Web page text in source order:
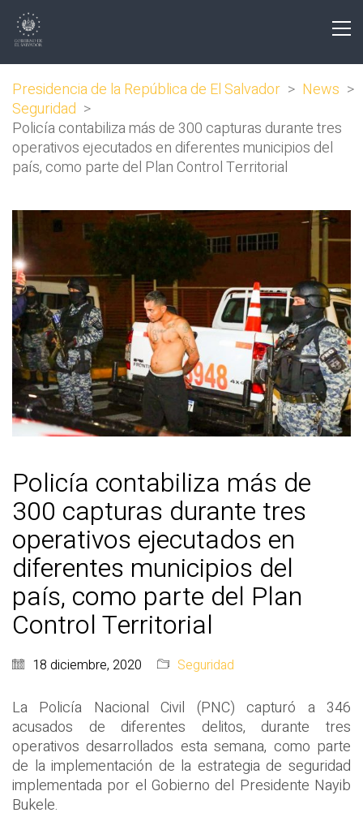
Presidencia de la República de El Salvador > News >
Seguridad >
Policía contabiliza más de 300 capturas durante tres
operativos ejecutados en diferentes municipios del
país, como parte del Plan Control Territorial
Policía contabiliza más de
300 capturas durante tres
operativos ejecutados en
diferentes municipios del
país, como parte del Plan
Control Territorial
18 diciembre, 2020 Seguridad
La Policía Nacional Civil (PNC) capturó a 346
acusados de diferentes delitos, durante tres
operativos desarrollados esta semana, como parte
de la implementación de la estrategia de seguridad
implementada por el Gobierno del Presidente Nayib
Bukele.